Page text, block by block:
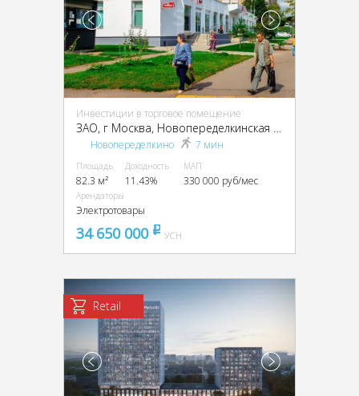
Инвестиции в торговое помещение
ЗАО, г Москва, Новопеределкинская ул., 13А
Новопеределкино 7 мин
Площадь
82.3 м²
Доходность
11.43%
МАП
330 000 руб/мес
Арендаторы
Электротовары
34 650 000 pуб
УСН
Retail